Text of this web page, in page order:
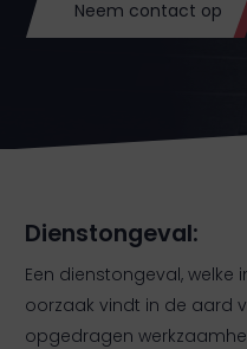
Neem contact op
Dienstongeval:
Een dienstongeval, welke
oorzaak vindt in de aard
opgedragen